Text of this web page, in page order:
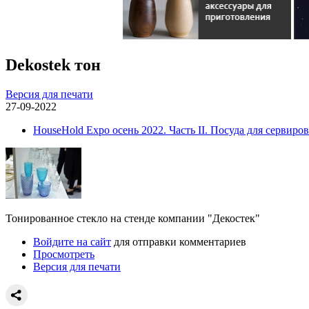
Dekostek тон
Версия для печати
27-09-2022
HouseHold Expo осень 2022. Часть II. Посуда для
Тонированное стекло на стенде компании "Декостек"
Войдите на сайт для отправки комментариев
Просмотреть
Версия для печати